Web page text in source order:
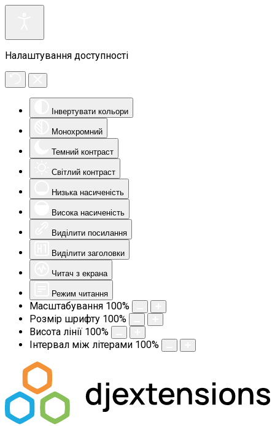
Налаштування доступності
Інвертувати кольори
Монохромний
Темний контраст
Світлий контраст
Низька насиченість
Висока насиченість
Виділити посилання
Виділити заголовки
Читач з екрана
Режим читання
Масштабування 100%
Розмір шрифту 100%
Висота лінії 100%
Інтервал між літерами 100%